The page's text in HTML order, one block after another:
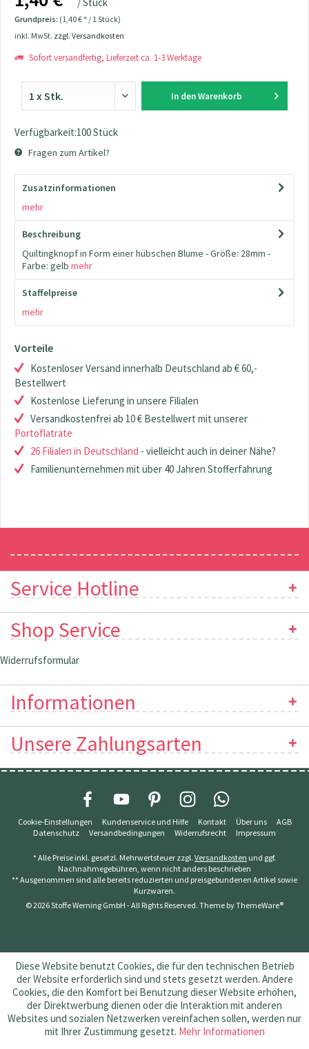
Grundpreis: (1,40 € * / 1 Stück)
inkl. MwSt. zzgl. Versandkosten
Sofort versandfertig, Lieferzeit ca. 1-3 Werktage
In den Warenkorb
Verfügbarkeit:100 Stück
Fragen zum Artikel?
Zusatzinformationen
mehr
Beschreibung
Quiltingknopf in Form einer hübschen Blume - Größe: 28mm -
Farbe: gelb mehr
Staffelpreise
mehr
Vorteile
Kostenloser Versand innerhalb Deutschland ab € 60,-
Bestellwert
Kostenlose Lieferung in unsere Filialen
Versandkostenfrei ab 10 € Bestellwert mit unserer
Portoflatrate
26 Filialen in Deutschland - vielleicht auch in deiner Nähe?
Familienunternehmen mit über 40 Jahren Stofferfahrung
Service Hotline
Shop Service
Widerrufsformular
Informationen
Unsere Zahlungsarten
Cookie-Einstellungen Kundenservice und Hilfe Kontakt Über uns
AGB
Datenschutz
Versandbedingungen Widerrufsrecht Impressum
* Alle Preise inkl. gesetzl. Mehrwertsteuer zzgl. Versandkosten und ggf.
Nachnahmegebühren, wenn nicht anders beschrieben
** Ausgenommen sind alle bereits reduzierten und preisgebundenen Artikel sowie
Kurzwaren.
© 2026 Stoffe Werning GmbH - All Rights Reserved. Theme byThemeWare®
Diese Website benutzt Cookies, die für den technischen Betrieb
der Website erforderlich sind und stets gesetzt werden. Andere
Cookies, die den Komfort bei Benutzung dieser Website erhöhen,
der Direktwerbung dienen oder die Interaktion mit anderen
Websites und sozialen Netzwerken vereinfachen sollen, werden nur
mit Ihrer Zustimmung gesetzt. Mehr Informationen